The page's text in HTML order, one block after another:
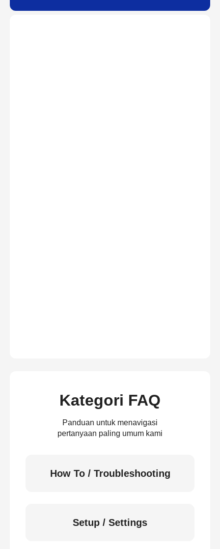
Kategori FAQ
Panduan untuk menavigasi
pertanyaan paling umum kami
How To / Troubleshooting
Setup / Settings